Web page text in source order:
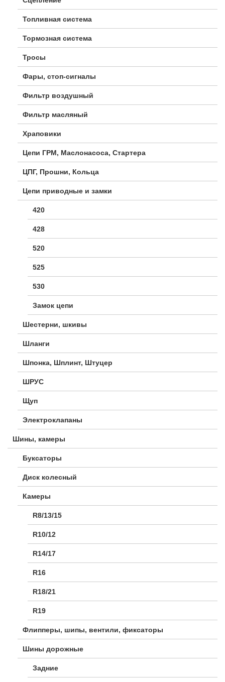
Топливная система
Тормозная система
Тросы
Фары, стоп-сигналы
Фильтр воздушный
Фильтр масляный
Храповики
Цепи ГРМ, Маслонасоса, Стартера
ЦПГ, Прошни, Кольца
Цепи приводные и замки
420
428
520
525
530
Замок цепи
Шестерни, шкивы
Шланги
Шпонка, Шплинт, Штуцер
ШРУС
Щуп
Электроклапаны
Шины, камеры
Буксаторы
Диск колесный
Камеры
R8/13/15
R10/12
R14/17
R16
R18/21
R19
Флипперы, шипы, вентили, фиксаторы
Шины дорожные
Задние